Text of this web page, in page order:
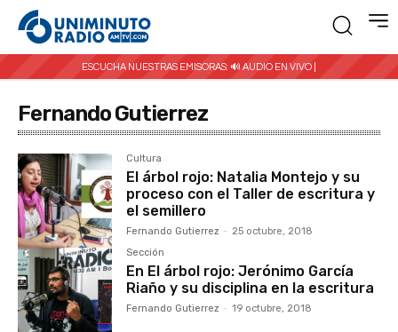
ESCUCHA NUESTRAS EMISORAS: 🔊 AUDIO EN VIVO |
Fernando Gutierrez
Cultura
El árbol rojo: Natalia Montejo y su
proceso con el Taller de escritura y
el semillero
Fernando Gutierrez - 25 octubre, 2018
Sección
En El árbol rojo: Jerónimo García
Riaño y su disciplina en la escritura
Fernando Gutierrez - 19 octubre, 2018